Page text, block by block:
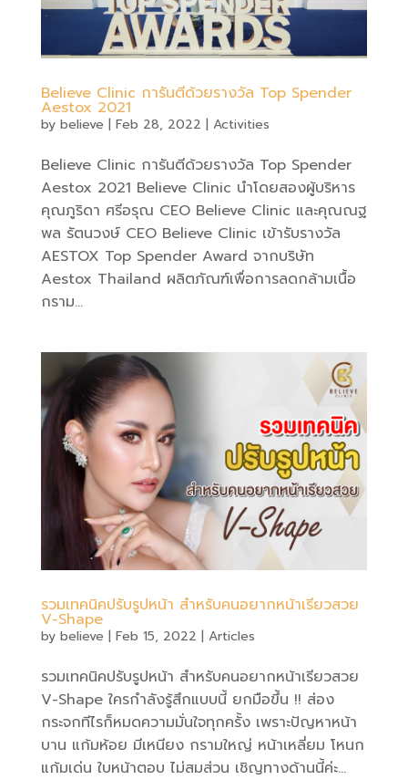
Believe Clinic การันตีด้วยรางวัล Top Spender
Aestox 2021
by believe | Feb 28, 2022 | Activities
Believe Clinic การันตีด้วยรางวัล Top Spender
Aestox 2021 Believe Clinic นำโดยสองผู้บริหาร
คุณภูริดา ศรีอรุณ CEO Believe Clinic และคุณณฐ
พล รัตนวงษ์ CEO Believe Clinic เข้ารับรางวัล
AESTOX Top Spender Award จากบริษัท
Aestox Thailand ผลิตภัณฑ์เพื่อการลดกล้ามเนื้อ
กราม...
รวมเทคนิคปรับรูปหน้า สำหรับคนอยากหน้าเรียวสวย
V-Shape
by believe | Feb 15, 2022 | Articles
รวมเทคนิคปรับรูปหน้า สำหรับคนอยากหน้าเรียวสวย
V-Shape ใครกำลังรู้สึกแบบนี้ ยกมือขึ้น !! ส่อง
กระจกทีไรก็หมดความมั่นใจทุกครั้ง เพราะปัญหาหน้า
บาน แก้มห้อย มีเหนียง กรามใหญ่ หน้าเหลี่ยม โหนก
แก้มเด่น ใบหน้าตอบ ไม่สมส่วน เชิญทางด้านนี้ค่ะ...